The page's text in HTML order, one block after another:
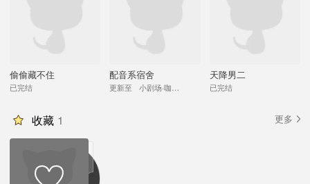
偷偷藏不住
已完结
配音系宿舍
更新至 小剧场·咖啡豆
天降男二
已完结
收藏 1 更多